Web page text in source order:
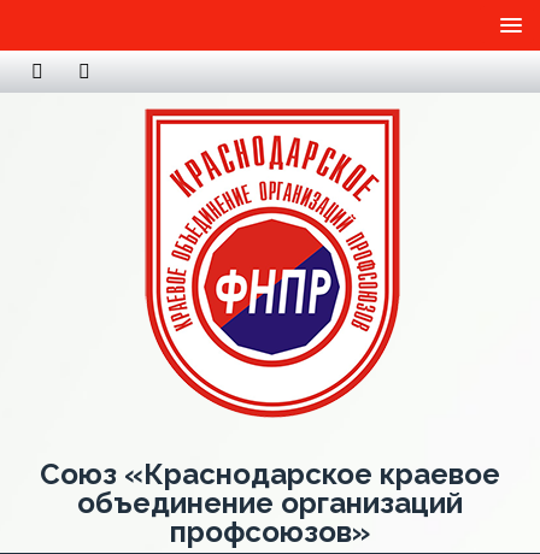
Союз «Краснодарское краевое
объединение организаций
профсоюзов»